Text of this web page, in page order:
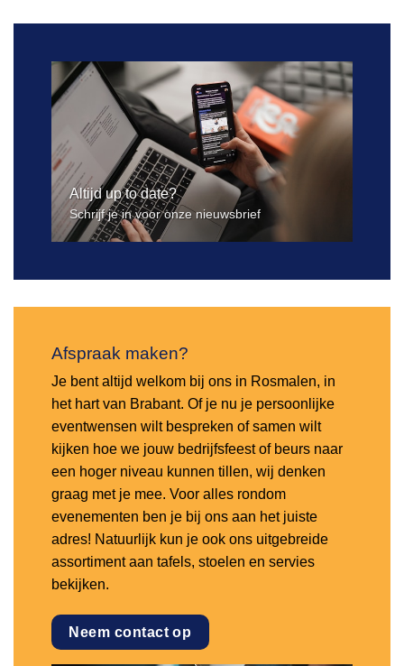
Altijd up to date?
Schrijf je in voor onze nieuwsbrief
Afspraak maken?
Je bent altijd welkom bij ons in Rosmalen, in
het hart van Brabant. Of je nu je persoonlijke
eventwensen wilt bespreken of samen wilt
kijken hoe we jouw bedrijfsfeest of beurs naar
een hoger niveau kunnen tillen, wij denken
graag met je mee. Voor alles rondom
evenementen ben je bij ons aan het juiste
adres! Natuurlijk kun je ook ons uitgebreide
assortiment aan tafels, stoelen en servies
bekijken.
Neem contact op